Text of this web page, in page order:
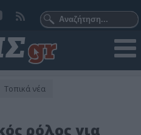
Τοπικά νέα
ρόλος για